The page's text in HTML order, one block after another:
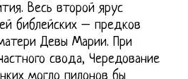
Весь второй ярус
библейских – предков
Девы Марии. При
свода, Чередование